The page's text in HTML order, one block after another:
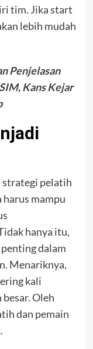
tim. Jika start
lebih mudah
Penjelasan
Kans Kejar
strategi pelatih
harus mampu
hanya itu,
dalam
Menariknya,
kali
Oleh
dan pemain